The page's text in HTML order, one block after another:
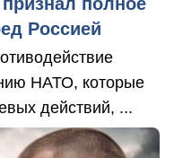
Россией
НАТО, которые
действий, ...